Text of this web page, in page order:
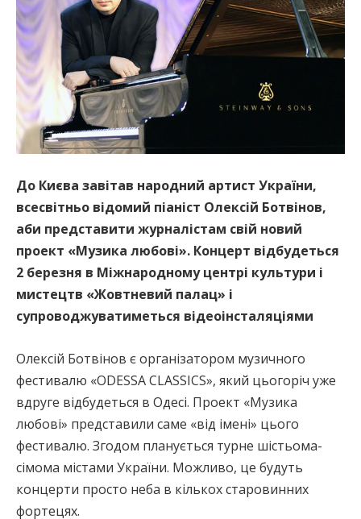
До Києва завітав народний артист України,
всесвітньо відомий піаніст Олексій Ботвінов,
аби представити журналістам свій новий
проект «Музика любові». Концерт відбудеться
2 березня в Міжнародному центрі культури і
мистецтв «Жовтневий палац» і
супроводжуватиметься відеоінсталяціями
Олексій Ботвінов є організатором музичного
фестивалю «ODESSA CLASSICS», який цьогоріч уже
вдруге відбудеться в Одесі. Проект «Музика
любові» представили саме «від імені» цього
фестивалю. Згодом планується турне шістьома-
сімома містами України. Можливо, це будуть
концерти просто неба в кількох старовинних
фортецях.